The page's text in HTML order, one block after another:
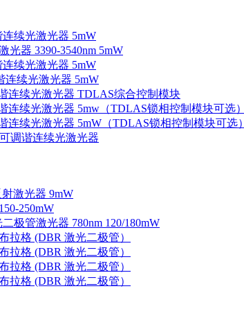
续光激光器 5mW
光器 3390-3540nm 5mW
续光激光器 5mW
连续光激光器 5mW
连续光激光器 TDLAS综合控制模块
连续光激光器 5mw（TDLAS锁相控制模块可选）
连续光激光器 5mW（TDLAS锁相控制模块可选）
调谐连续光激光器
激光器 9mW
250mW
极管激光器 780nm 120/180mW
拉格 (DBR 激光二极管）
拉格 (DBR 激光二极管）
拉格 (DBR 激光二极管）
拉格 (DBR 激光二极管）